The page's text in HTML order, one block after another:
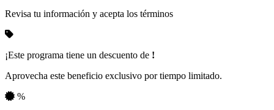
Revisa tu información y acepta los términos
¡Este programa tiene un descuento de !
Aprovecha este beneficio exclusivo por tiempo limitado.
%